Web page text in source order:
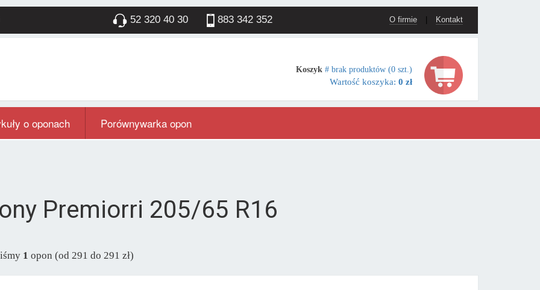
52 320 40 30 883 342 352 O firmie Kontakt
Koszyk # brak produktów (0 szt.)
Wartość koszyka: 0 zł
o oponach Porównywarka opon
Premiorri 205/65 R16
1 opon (od 291 do 291 zł)